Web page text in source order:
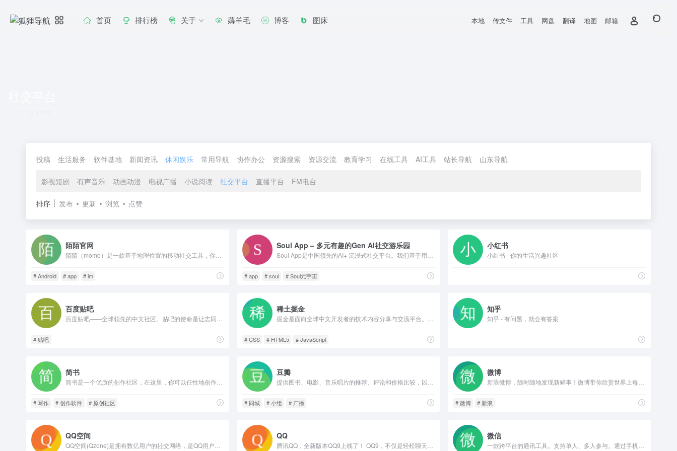
首页 排行榜 关于 薅羊毛 博客 图床 本地 传文件 工具 网盘 翻译 地图 邮箱
投稿 生活服务 软件基地 新闻资讯 休闲娱乐 常用导航 协作办公 资源搜索 资源交流 教育学习 在线工具 AI工具 站长导航 山东导航
影视短剧 有声音乐 动画动漫 电视广播 小说阅读 社交平台 直播平台 FM电台
排序 发布 更新 浏览 点赞
陌陌官网
# Android # app # im
Soul App – 多元有趣的Gen AI社交游乐园
# app # soul # Soul元宇宙
小红书
小红书 - 你的生活兴趣社区
百度贴吧
# 贴吧
稀土掘金
# CSS # HTML5 # JavaScript
知乎
知乎 - 有问题，就会有答案
简书
# 写作 # 创作软件 # 原创社区
豆瓣
# 同城 # 小组 # 广播
微博
# 微博 # 新浪
QQ空间 QQ 微信